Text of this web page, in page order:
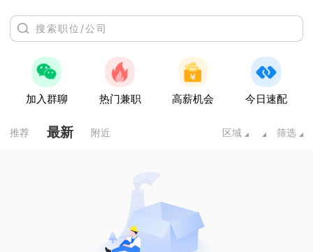
加入群聊 热门兼职 高薪机会 今日速配
推荐 最新 附近 区域 筛选